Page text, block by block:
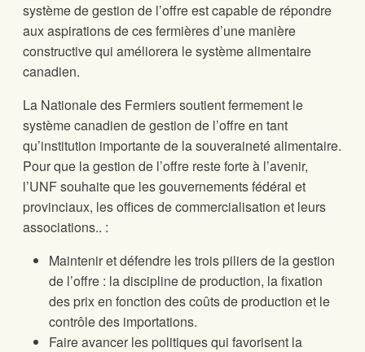
système de gestion de l’offre est capable de répondre
aux aspirations de ces fermières d’une manière
constructive qui améliorera le système alimentaire
canadien.
La Nationale des Fermiers soutient fermement le
système canadien de gestion de l’offre en tant
qu’institution importante de la souveraineté alimentaire.
Pour que la gestion de l’offre reste forte à l’avenir,
l’UNF souhaite que les gouvernements fédéral et
provinciaux, les offices de commercialisation et leurs
associations.. :
Maintenir et défendre les trois piliers de la gestion
de l’offre : la discipline de production, la fixation
des prix en fonction des coûts de production et le
contrôle des importations.
Faire avancer les politiques qui favorisent la